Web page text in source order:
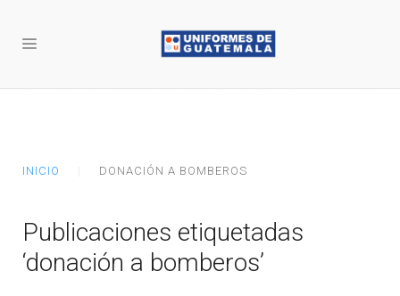
INICIO DONACIÓN A BOMBEROS
Publicaciones etiquetadas
‘donación a bomberos’